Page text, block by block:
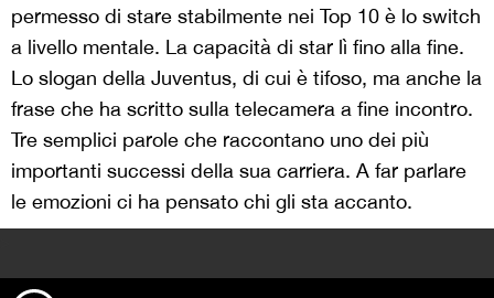
permesso di stare stabilmente nei Top 10 è lo switch
a livello mentale. La capacità di star lì fino alla fine.
Lo slogan della Juventus, di cui è tifoso, ma anche la
frase che ha scritto sulla telecamera a fine incontro.
Tre semplici parole che raccontano uno dei più
importanti successi della sua carriera. A far parlare
le emozioni ci ha pensato chi gli sta accanto.